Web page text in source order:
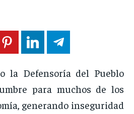
la Defensoría del Pueblo
para muchos de los
generando inseguridad